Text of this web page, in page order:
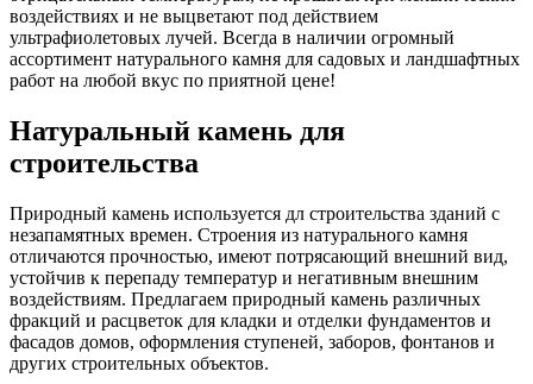
воздействиях и не выцветают под действием
ультрафиолетовых лучей. Всегда в наличии огромный
ассортимент натурального камня для садовых и ландшафтных
работ на любой вкус по приятной цене!
Натуральный камень для
строительства
Природный камень используется дл строительства зданий с
незапамятных времен. Строения из натурального камня
отличаются прочностью, имеют потрясающий внешний вид,
устойчив к перепаду температур и негативным внешним
воздействиям. Предлагаем природный камень различных
фракций и расцветок для кладки и отделки фундаментов и
фасадов домов, оформления ступеней, заборов, фонтанов и
других строительных объектов.